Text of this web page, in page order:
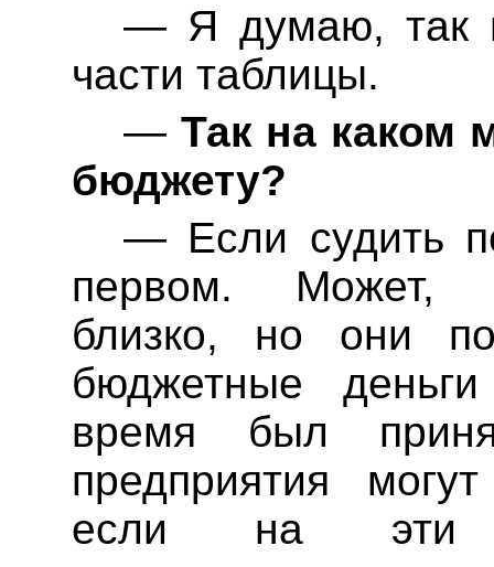
— Я думаю, так
части таблицы.
—Так на каком
бюджету?
— Если судить
первом. Может,
близко, но они
бюджетные
время был
предприятия
если на эти